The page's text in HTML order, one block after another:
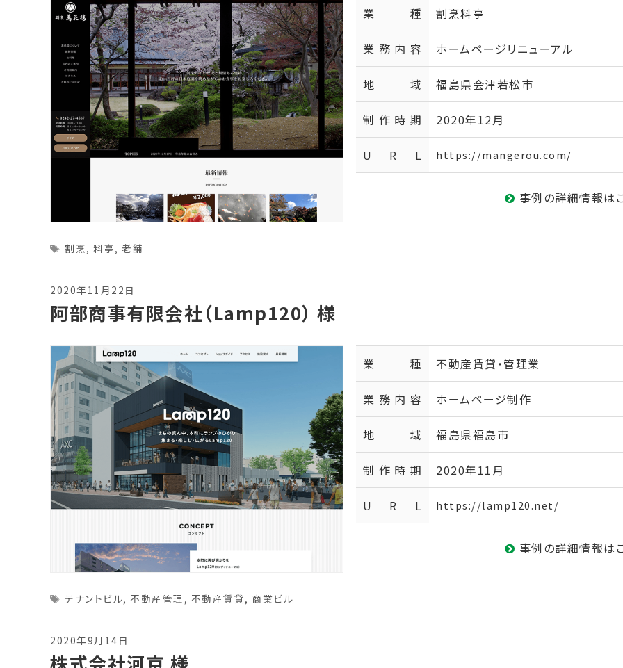
業種 割烹料亭
業務内容 ホームページリニューアル
地域 福島県会津若松市
制作時期 2020年12月
U R L https://mangerou.com/
事例の詳細情報は
Tags
割烹,料亭,老舗
2020年11月22日
阿部商事有限会社（Lamp120） 様
業種 不動産賃貸・管理業
業務内容 ホームページ制作
地域 福島県福島市
制作時期 2020年11月
U R L https://lamp120.net/
事例の詳細情報は
Tags
テナントビル, 不動産管理 , 不動産賃貸, 商業ビル
2020年9月14日